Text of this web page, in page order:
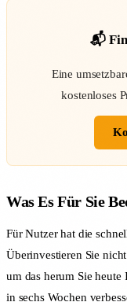
📬
Eine
kostenloses
Was Es Für Sie
Für Nutzer hat die
Überinvestieren Sie
um das herum Sie
in sechs Wochen